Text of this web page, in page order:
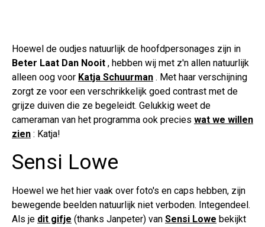
Hoewel de oudjes natuurlijk de hoofdpersonages zijn in
Beter Laat Dan Nooit , hebben wij met z'n allen natuurlijk
alleen oog voor Katja Schuurman . Met haar verschijning
zorgt ze voor een verschrikkelijk goed contrast met de
grijze duiven die ze begeleidt. Gelukkig weet de
cameraman van het programma ook precies wat we willen
zien : Katja!
Sensi Lowe
Hoewel we het hier vaak over foto's en caps hebben, zijn
bewegende beelden natuurlijk niet verboden. Integendeel.
Als je dit gifje (thanks Janpeter) van Sensi Lowe bekijkt